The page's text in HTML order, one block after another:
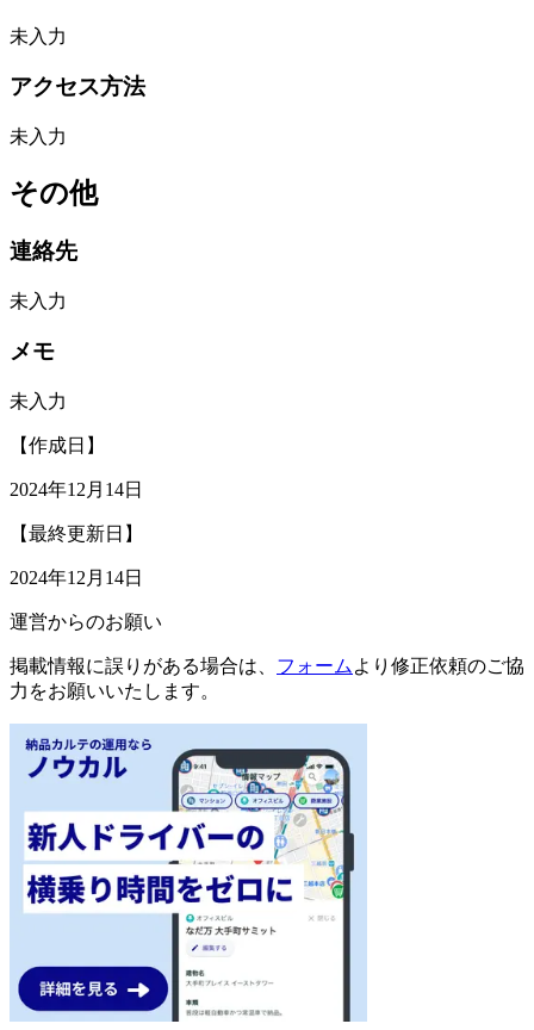
未入力
アクセス方法
未入力
その他
連絡先
未入力
メモ
未入力
【作成日】
2024年12月14日
【最終更新日】
2024年12月14日
運営からのお願い
掲載情報に誤りがある場合は、 フォーム より修正依頼のご協
力をお願いいたします。